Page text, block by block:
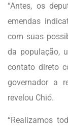
“Antes, os
emendas
com suas
da população,
contato direto
governador a
revelou Chió.
“Realizamos